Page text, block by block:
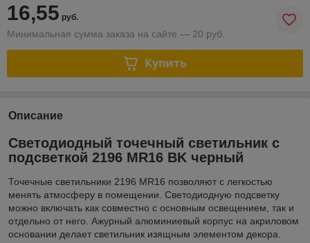
16,55 руб.
Минимальная сумма заказа на сайте — 20 руб.
Купить
Описание
Светодиодный точечный светильник с
подсветкой 2196 MR16 BK черный
Точечные светильники 2196 MR16 позволяют с легкостью
менять атмосферу в помещении. Светодиодную подсветку
можно включать как совместно с основным освещением, так и
отдельно от него. Ажурный алюминиевый корпус на акриловом
основании делает светильник изящным элементом декора.